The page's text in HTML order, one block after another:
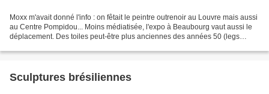
Moxx m'avait donné l'info : on fêtait le peintre outrenoir au Louvre mais aussi
au Centre Pompidou... Moins médiatisée, l'expo à Beaubourg vaut aussi le
déplacement. Des toiles peut-être plus anciennes des années 50 (legs
Sculptures brésiliennes